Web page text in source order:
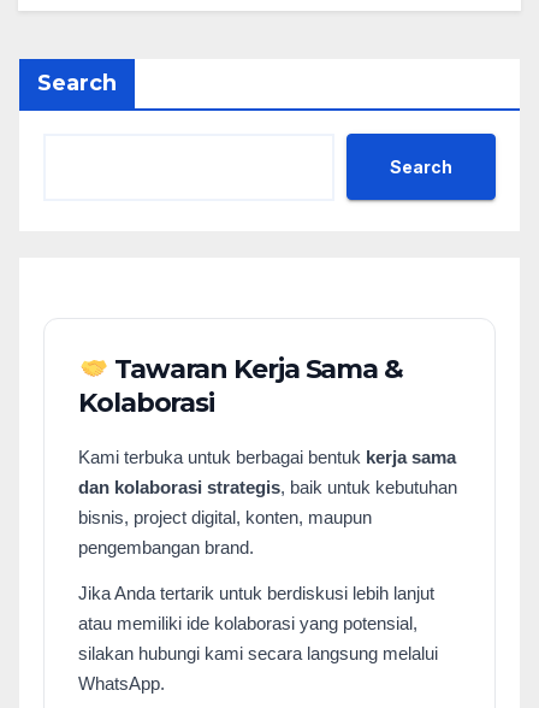
Search
Search
Tawaran Kerja Sama &
Kolaborasi
Kami terbuka untuk berbagai bentuk kerja sama
dan kolaborasi strategis, baik untuk kebutuhan
bisnis, project digital, konten, maupun
pengembangan brand.
Jika Anda tertarik untuk berdiskusi lebih lanjut
atau memiliki ide kolaborasi yang potensial,
silakan hubungi kami secara langsung melalui
WhatsApp.